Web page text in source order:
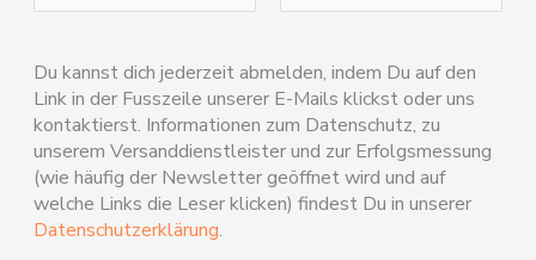
Du kannst dich jederzeit abmelden, indem Du auf den
Link in der Fusszeile unserer E-Mails klickst oder uns
kontaktierst. Informationen zum Datenschutz, zu
unserem Versanddienstleister und zur Erfolgsmessung
(wie häufig der Newsletter geöffnet wird und auf
welche Links die Leser klicken) findest Du in unserer
Datenschutzerklärung.